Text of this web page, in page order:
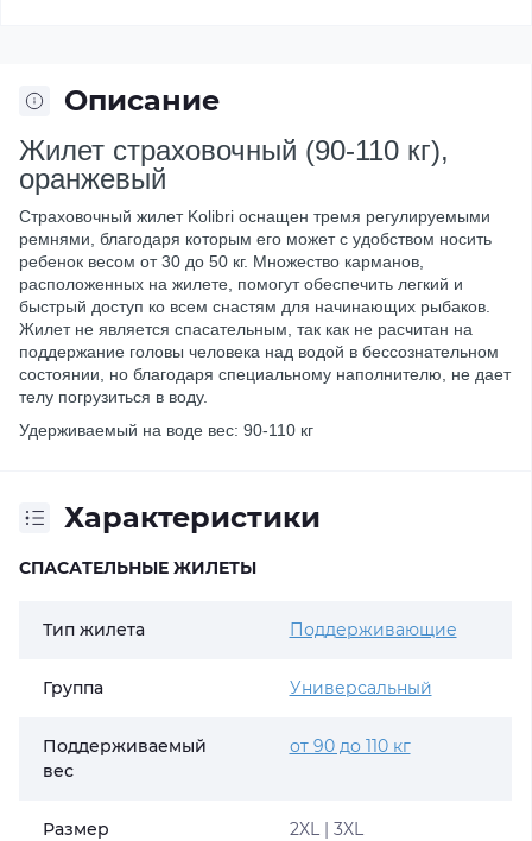
Описание
Жилет страховочный (90-110 кг),
оранжевый
Страховочный жилет Kolibri оснащен тремя регулируемыми
ремнями, благодаря которым его может с удобством носить
ребенок весом от 30 до 50 кг. Множество карманов,
расположенных на жилете, помогут обеспечить легкий и
быстрый доступ ко всем снастям для начинающих рыбаков.
Жилет не является спасательным, так как не расчитан на
поддержание головы человека над водой в бессознательном
состоянии, но благодаря специальному наполнителю, не дает
телу погрузиться в воду.
Удерживаемый на воде вес: 90-110 кг
Характеристики
СПАСАТЕЛЬНЫЕ ЖИЛЕТЫ
Тип жилета Поддерживающие
Группа Универсальный
Поддерживаемый
вес
от 90 до 110 кг
Размер 2XL | 3XL